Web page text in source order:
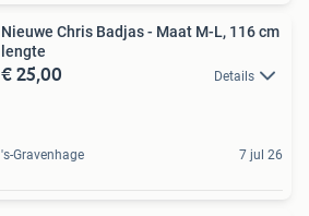
Nieuwe Chris Badjas - Maat M-L, 116 cm
lengte
€ 25,00 Details
's-Gravenhage 7 jul 26